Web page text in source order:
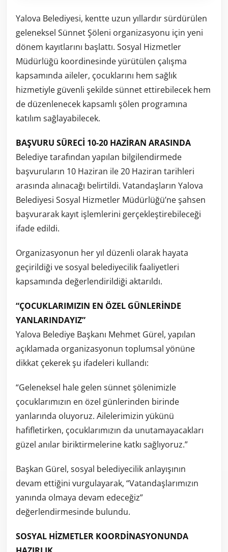
Yalova Belediyesi, kentte uzun yıllardır sürdürülen
geleneksel Sünnet Şöleni organizasyonu için yeni
dönem kayıtlarını başlattı. Sosyal Hizmetler
Müdürlüğü koordinesinde yürütülen çalışma
kapsamında aileler, çocuklarını hem sağlık
hizmetiyle güvenli şekilde sünnet ettirebilecek hem
de düzenlenecek kapsamlı şölen programına
katılım sağlayabilecek.
BAŞVURU SÜRECİ 10-20 HAZİRAN ARASINDA
Belediye tarafından yapılan bilgilendirmede
başvuruların 10 Haziran ile 20 Haziran tarihleri
arasında alınacağı belirtildi. Vatandaşların Yalova
Belediyesi Sosyal Hizmetler Müdürlüğü’ne şahsen
başvurarak kayıt işlemlerini gerçekleştirebileceği
ifade edildi.
Organizasyonun her yıl düzenli olarak hayata
geçirildiği ve sosyal belediyecilik faaliyetleri
kapsamında değerlendirildiği aktarıldı.
“ÇOCUKLARIMIZIN EN ÖZEL GÜNLERİNDE
YANLARINDAYIZ”
Yalova Belediye Başkanı Mehmet Gürel, yapılan
açıklamada organizasyonun toplumsal yönüne
dikkat çekerek şu ifadeleri kullandı:
“Geleneksel hale gelen sünnet şölenimizle
çocuklarımızın en özel günlerinden birinde
yanlarında oluyoruz. Ailelerimizin yükünü
hafifletirken, çocuklarımızın da unutamayacakları
güzel anılar biriktirmelerine katkı sağlıyoruz.”
Başkan Gürel, sosyal belediyecilik anlayışının
devam ettiğini vurgulayarak, “Vatandaşlarımızın
yanında olmaya devam edeceğiz”
değerlendirmesinde bulundu.
SOSYAL HİZMETLER KOORDİNASYONUNDA